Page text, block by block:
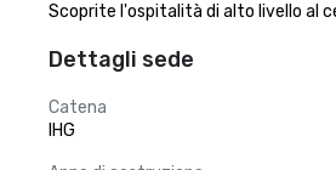
Scoprite l'ospitalità di alto livello al
Dettagli sede
Catena
IHG